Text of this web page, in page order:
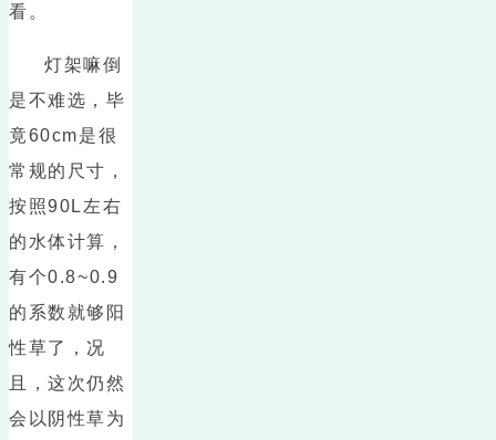
看。
灯架嘛倒
是不难选，毕
竟60cm是很
常规的尺寸，
按照90L左右
的水体计算，
有个0.8~0.9
的系数就够阳
性草了，况
且，这次仍然
会以阴性草为